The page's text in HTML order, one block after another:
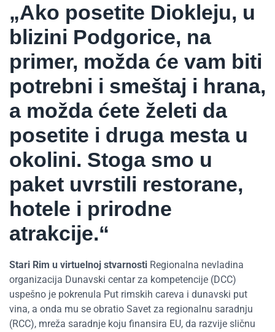
„Ako posetite Diokleju, u
blizini Podgorice, na
primer, možda će vam biti
potrebni i smeštaj i hrana,
a možda ćete želeti da
posetite i druga mesta u
okolini. Stoga smo u
paket uvrstili restorane,
hotele i prirodne
atrakcije.“
Stari Rim u virtuelnoj stvarnosti Regionalna nevladina
organizacija Dunavski centar za kompetencije (DCC)
uspešno je pokrenula Put rimskih careva i dunavski put
vina, a onda mu se obratio Savet za regionalnu saradnju
(RCC), mreža saradnje koju finansira EU, da razvije sličnu